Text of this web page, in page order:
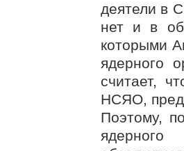
деятели в
нет и в
которыми
ядерного
считает,
НСЯО,
Поэтому,